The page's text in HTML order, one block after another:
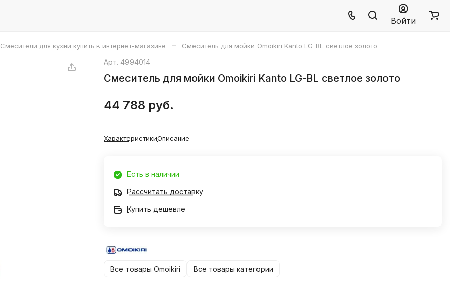
Войти
Смесители для кухни купить в интернет-магазине – Смеситель для мойки Omoikiri Kanto LG-BL светлое золото
Арт. 4994014
Смеситель для мойки Omoikiri Kanto LG-BL светлое золото
44 788 руб.
ХарактеристикиОписание
Есть в наличии
Рассчитать доставку
Купить дешевле
Все товары Omoikiri Все товары категории